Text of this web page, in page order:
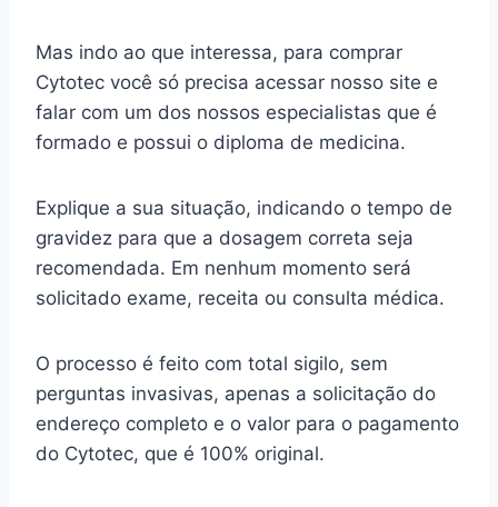
Mas indo ao que interessa, para comprar
Cytotec você só precisa acessar nosso site e
falar com um dos nossos especialistas que é
formado e possui o diploma de medicina.
Explique a sua situação, indicando o tempo de
gravidez para que a dosagem correta seja
recomendada. Em nenhum momento será
solicitado exame, receita ou consulta médica.
O processo é feito com total sigilo, sem
perguntas invasivas, apenas a solicitação do
endereço completo e o valor para o pagamento
do Cytotec, que é 100% original.